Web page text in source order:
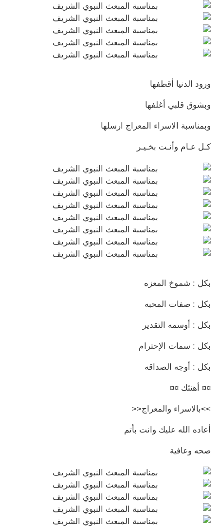
ورود الدنيا أقطفها
وبشوق قلبي أغلفها
وبمناسبة الاسراء المعراج ارسلها
كـل عـام وأنـت بخـيـر
بكل : شموخ المعزه
بكل : صفات المحبه
بكل : أوسمه التقدير
بكل : سمات الإحترام
بكل : أوجه الصداقه
¤¤ أهنئك ¤¤
>>بالاسراء والمعراج<<
أعاده الله عليك وانت بأتم
صحه وعافية